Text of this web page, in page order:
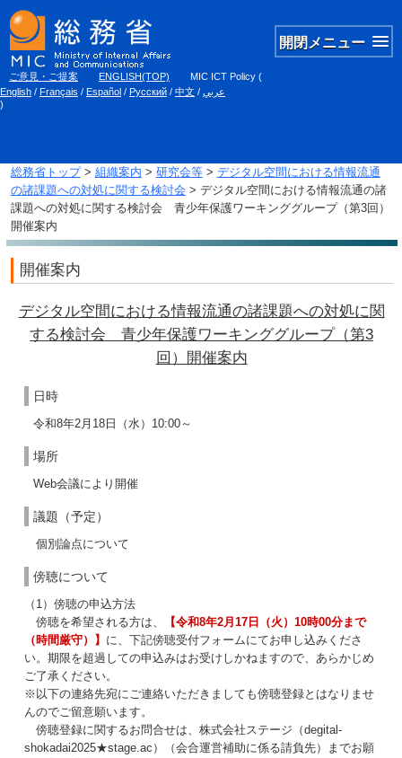
開閉メニュー
ご意見・ご提案 ENGLISH(TOP) MIC ICT Policy (
English / Français / Español / Русский / 中文 / عربي
)
総務省トップ> 組織案内 > 研究会等> デジタル空間における情報流通
の諸課題への対処に関する検討会 > デジタル空間における情報流通の諸
課題への対処に関する検討会 青少年保護ワーキンググループ（第3回）
開催案内
開催案内
デジタル空間における情報流通の諸課題への対処に関
する検討会 青少年保護ワーキンググループ（第3
回）開催案内
日時
令和8年2月18日（水）10:00～
場所
Web会議により開催
議題（予定）
個別論点について
傍聴について
（1）傍聴の申込方法
傍聴を希望される方は、
【令和8年2月17日（火）10時00分まで
（時間厳守）】 に、下記傍聴受付フォームにてお申し込みくださ
い。期限を超過しての申込みはお受けしかねますので、あらかじめ
ご了承ください。
※以下の連絡先宛にご連絡いただきましても傍聴登録とはなりませ
んのでご留意願います。
傍聴登録に関するお問合せは、株式会社ステージ（degital-
shokadai2025★stage.ac）（会合運営補助に係る請負先）までお願